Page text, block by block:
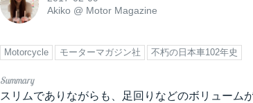
Akiko @ Motor Magazine
Motorcycle モーターマガジン社 不朽の日本車102年史
スリムでありながらも、足回りなどのボリューム